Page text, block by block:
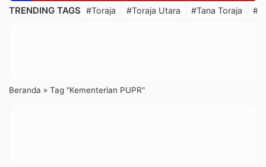
TRENDING TAGS #Toraja #Toraja Utara #Tana Toraja
Beranda » Tag "Kementerian PUPR"